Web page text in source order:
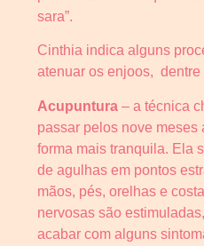
sara”.
Cinthia indica alguns
atenuar os enjoos, dentre
Acupuntura – a técnica
passar pelos nove meses
forma mais tranquila. Ela
de agulhas em pontos
mãos, pés, orelhas e
nervosas são
acabar com alguns